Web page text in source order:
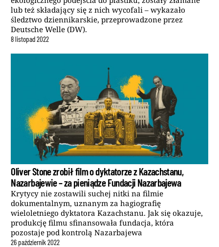
lub też składający się z nich wycofali – wykazało
śledztwo dziennikarskie, przeprowadzone przez
Deutsche Welle (DW).
8listopad2022
Oliver Stone zrobił film o dyktatorze z Kazachstanu,
Nazarbajewie – za pieniądze Fundacji Nazarbajewa
Krytycy nie zostawili suchej nitki na filmie
dokumentalnym, uznanym za hagiografię
wieloletniego dyktatora Kazachstanu. Jak się okazuje,
produkcję filmu sfinansowała fundacja, która
pozostaje pod kontrolą Nazarbajewa
26 październik2022